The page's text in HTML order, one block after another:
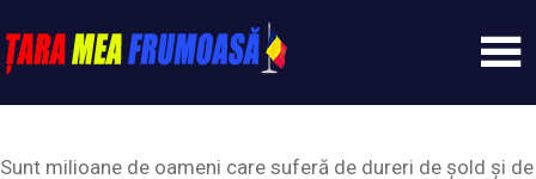
to
content
Tarameafrumoasa
Sunt milioane de oameni care suferă de dureri de șold și de